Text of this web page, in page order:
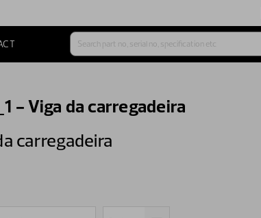
- Viga da carregadeira
carregadeira